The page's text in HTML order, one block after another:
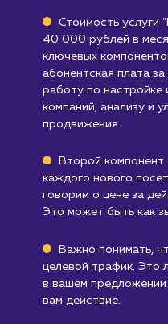
в том, кто
возможно, вам
определением
Компаниям,
интернете
трафик" может
Узнать